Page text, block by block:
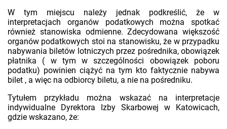
W tym miejscu należy jednak podkreślić, że w
interpretacjach organów podatkowych można spotkać
również stanowiska odmienne. Zdecydowana większość
organów podatkowych stoi na stanowisku, że w przypadku
nabywania biletów lotniczych przez pośrednika, obowiązek
płatnika ( w tym w szczególności obowiązek poboru
podatku) powinien ciążyć na tym kto faktycznie nabywa
bilet , a więc na odbiorcy biletu, a nie na pośredniku.
Tytułem przykładu można wskazać na interpretacje
indywidualne Dyrektora Izby Skarbowej w Katowicach,
gdzie wskazano, że: